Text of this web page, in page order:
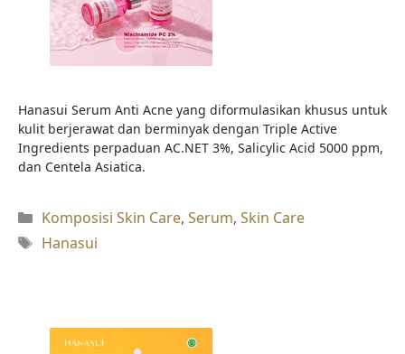
Hanasui Serum Anti Acne yang diformulasikan khusus untuk
kulit berjerawat dan berminyak dengan Triple Active
Ingredients perpaduan AC.NET 3%, Salicylic Acid 5000 ppm,
dan Centela Asiatica.
Kategori
Komposisi Skin Care, Serum, Skin Care
Tag
Hanasui